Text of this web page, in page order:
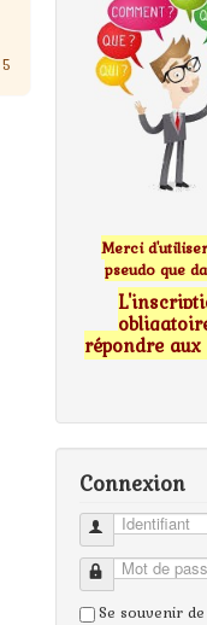
5
Merci
pseudo que
répondre
Connexion
Identifiant
Mot de passe
Se souvenir